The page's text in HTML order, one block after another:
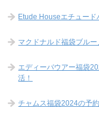
Etude Houseエチュード
マクドナルド福袋ブル
エディーバウアー福袋
活！
チャムス福袋2024の予